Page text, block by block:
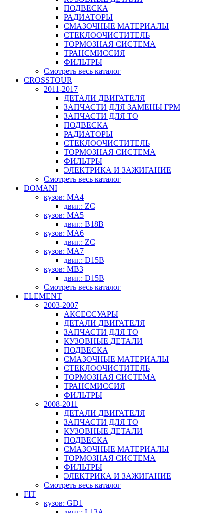
ПОДВЕСКА
РАДИАТОРЫ
СМАЗОЧНЫЕ МАТЕРИАЛЫ
СТЕКЛООЧИСТИТЕЛЬ
ТОРМОЗНАЯ СИСТЕМА
ТРАНСМИССИЯ
ФИЛЬТРЫ
Смотреть весь каталог
CROSSTOUR
2011-2017
ДЕТАЛИ ДВИГАТЕЛЯ
ЗАПЧАСТИ ДЛЯ ЗАМЕНЫ ГРМ
ЗАПЧАСТИ ДЛЯ ТО
ПОДВЕСКА
РАДИАТОРЫ
СТЕКЛООЧИСТИТЕЛЬ
ТОРМОЗНАЯ СИСТЕМА
ФИЛЬТРЫ
ЭЛЕКТРИКА И ЗАЖИГАНИЕ
Смотреть весь каталог
DOMANI
кузов: MA4
двиг.: ZC
кузов: MA5
двиг.: B18B
кузов: MA6
двиг.: ZC
кузов: MA7
двиг.: D15B
кузов: MB3
двиг.: D15B
Смотреть весь каталог
ELEMENT
2003-2007
АКСЕССУАРЫ
ДЕТАЛИ ДВИГАТЕЛЯ
ЗАПЧАСТИ ДЛЯ ТО
КУЗОВНЫЕ ДЕТАЛИ
ПОДВЕСКА
СМАЗОЧНЫЕ МАТЕРИАЛЫ
СТЕКЛООЧИСТИТЕЛЬ
ТОРМОЗНАЯ СИСТЕМА
ТРАНСМИССИЯ
ФИЛЬТРЫ
2008-2011
ДЕТАЛИ ДВИГАТЕЛЯ
ЗАПЧАСТИ ДЛЯ ТО
КУЗОВНЫЕ ДЕТАЛИ
ПОДВЕСКА
СМАЗОЧНЫЕ МАТЕРИАЛЫ
ТОРМОЗНАЯ СИСТЕМА
ФИЛЬТРЫ
ЭЛЕКТРИКА И ЗАЖИГАНИЕ
Смотреть весь каталог
FIT
кузов: GD1